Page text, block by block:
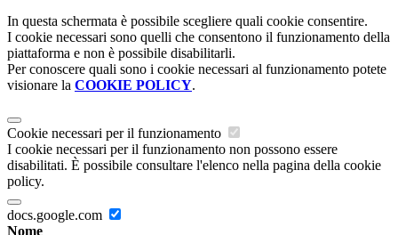
In questa schermata è possibile scegliere quali cookie consentire.
I cookie necessari sono quelli che consentono il funzionamento della
piattaforma e non è possibile disabilitarli.
Per conoscere quali sono i cookie necessari al funzionamento potete
visionare la COOKIE POLICY.
Cookie necessari per il funzionamento
I cookie necessari per il funzionamento non possono essere
disabilitati. È possibile consultare l'elenco nella pagina della cookie
policy.
docs.google.com
Nome